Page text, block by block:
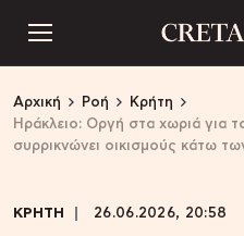
Αρχική Ροή
Κρήτη
Ηράκλειο: Οργή στα χωριά για
συρρικνώνει οικισμούς κάτω
ΚΡΗΤΗ 26.06.2026, 20:58